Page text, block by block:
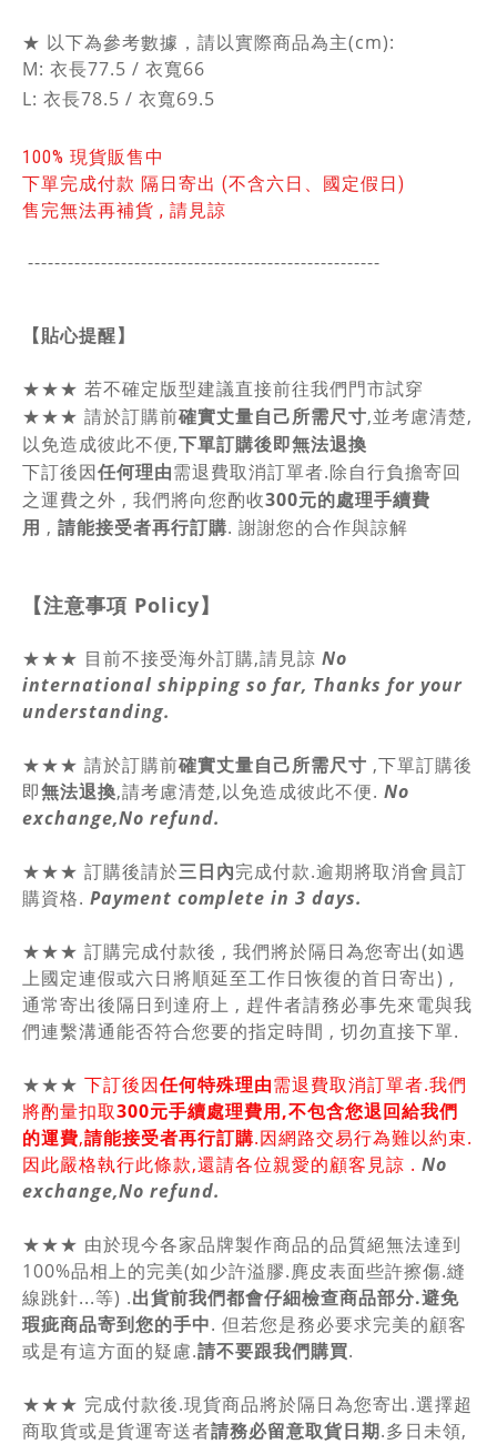
★ 以下為參考數據，請以實際商品為主(cm):
M: 衣長77.5 / 衣寬66
L: 衣長78.5 / 衣寬69.5
100% 現貨販售中
下單完成付款 隔日寄出 (不含六日、國定假日)
售完無法再補貨 , 請見諒
-----------------------------------------------------
【貼心提醒】
★★★ 若不確定版型建議直接前往我們門市試穿
★★★ 請於訂購前確實丈量自己所需尺寸,並考慮清楚,
以免造成彼此不便,下單訂購後即無法退換
下訂後因任何理由需退費取消訂單者.除自行負擔寄回
之運費之外 , 我們將向您酌收300元的處理手續費
用 , 請能接受者再行訂購. 謝謝您的合作與諒解
【注意事項 Policy】
★★★ 目前不接受海外訂購,請見諒 No
international shipping so far, Thanks for your
understanding.
★★★ 請於訂購前確實丈量自己所需尺寸 ,下單訂購後
即無法退換,請考慮清楚,以免造成彼此不便. No
exchange,No refund.
★★★ 訂購後請於三日內完成付款.逾期將取消會員訂
購資格. Payment complete in 3 days.
★★★ 訂購完成付款後 , 我們將於隔日為您寄出(如遇
上國定連假或六日將順延至工作日恢復的首日寄出) ,
通常寄出後隔日到達府上 , 趕件者請務必事先來電與我
們連繫溝通能否符合您要的指定時間 , 切勿直接下單.
★★★ 下訂後因任何特殊理由需退費取消訂單者.我們
將酌量扣取300元手續處理費用,不包含您退回給我們
的運費,請能接受者再行訂購.因網路交易行為難以約束.
因此嚴格執行此條款,還請各位親愛的顧客見諒 . No
exchange,No refund.
★★★ 由於現今各家品牌製作商品的品質絕無法達到
100%品相上的完美(如少許溢膠.麂皮表面些許擦傷.縫
線跳針...等) .出貨前我們都會仔細檢查商品部分.避免
瑕疵商品寄到您的手中. 但若您是務必要求完美的顧客
或是有這方面的疑慮.請不要跟我們購買.
★★★ 完成付款後.現貨商品將於隔日為您寄出.選擇超
商取貨或是貨運寄送者請務必留意取貨日期.多日未領,